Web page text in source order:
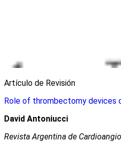
Artículo de Revisión
Role of thrombectomy devices
David Antoniucci
Revista Argentina de